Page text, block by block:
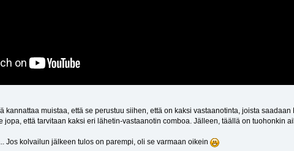
kannattaa muistaa, että se perustuu siihen, että on kaksi vastaanotinta, joista
jopa, että tarvitaan kaksi eri lähetin-vastaanotin comboa. Jälleen, täällä on tuohonkin
Jos kolvailun jälkeen tulos on parempi, oli se varmaan oikein